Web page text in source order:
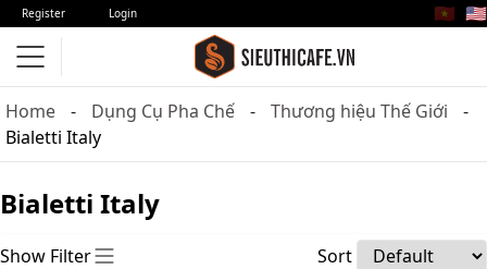
Register Login 🇻🇳 🇺🇸
Home Dụng Cụ Pha Chế
Thương hiệu Thế Giới
Bialetti Italy
Bialetti Italy
Show Filter Sort